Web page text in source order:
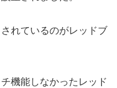
れているのがレッドブ
機能しなかったレッド